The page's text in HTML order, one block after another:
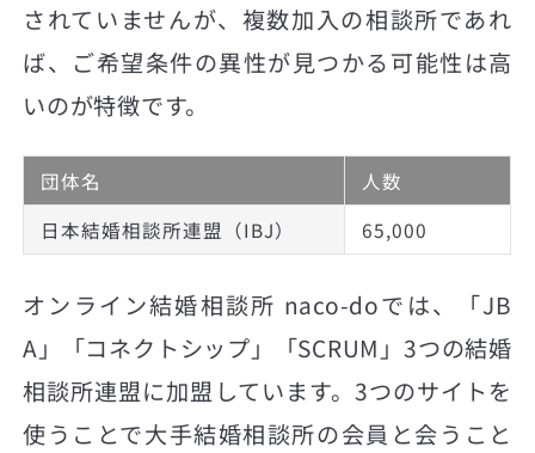
されていませんが、複数加入の相談所であれ
ば、ご希望条件の異性が見つかる可能性は高
いのが特徴です。
団体名
人数
日本結婚相談所連盟（IBJ）
65,000
オンライン結婚相談所 naco-doでは、「JB
A」「コネクトシップ」「SCRUM」3つの結婚
相談所連盟に加盟しています。3つのサイトを
使うことで大手結婚相談所の会員と会うこと